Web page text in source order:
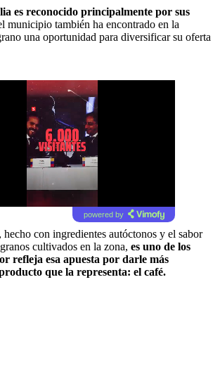
es reconocido principalmente por sus
municipio también ha encontrado en la
una oportunidad para diversificar su oferta
powered by
con ingredientes autóctonos y el sabor
cultivados en la zona, es uno de los
refleja esa apuesta por darle más
que la representa: el café.